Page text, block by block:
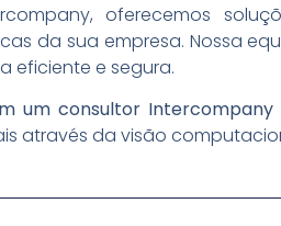
oferecemos
da sua empresa. Nossa
eficiente e segura.
um consultor Intercompany
através da visão